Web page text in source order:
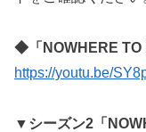
◆「NOWHERE TO
https://youtu.be/
▼シーズン2「